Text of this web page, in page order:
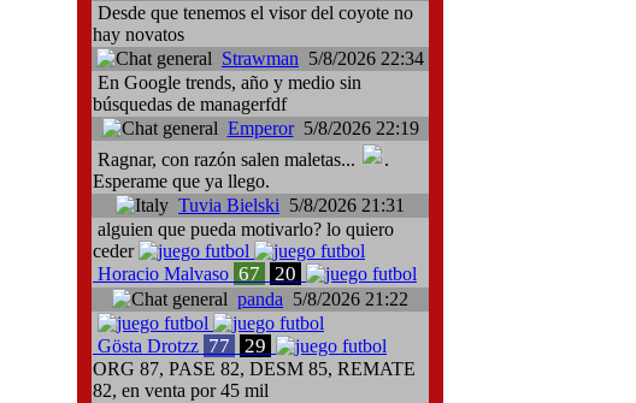
Desde que tenemos el visor del coyote no
hay novatos
Strawman 5/8/2026 22:34
En Google trends, año y medio sin
búsquedas de managerfdf
Emperor5/8/2026 22:19
Ragnar, con razón salen maletas...
.
Esperame que ya llego.
Tuvia Bielski 5/8/2026 21:31
alguien que pueda motivarlo? lo quiero
ceder
Horacio Malvaso 67 20
panda 5/8/2026 21:22
Gösta Drotzz 77 29
ORG 87, PASE 82, DESM 85, REMATE
82, en venta por 45 mil